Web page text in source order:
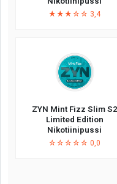
★★★☆☆ 3,4
ZYN Mint Fizz Slim S2
Limited Edition
Nikotiinipussi
☆☆☆☆☆ 0,0